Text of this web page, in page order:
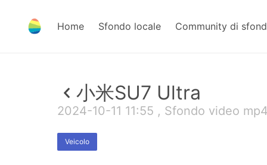
Home Sfondo locale Community di
小米SU7 Ultra
2024-10-11 11:55 , Sfondo video
Veicolo